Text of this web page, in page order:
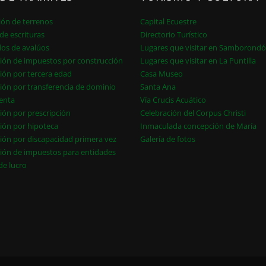
de terrenos
escrituras
de avalúos
de impuestos por construcción
por tercera edad
por transferencia de dominio
por prescripción
por hipoteca
por discapacidad primera vez
de impuestos para entidades
lucro
Capital Ecuestre
Directorio Turístico
Lugares que visitar en
Lugares que visitar en La Puntilla
Casa Museo
Santa Ana
Vía Crucis Acuático
Celebración del Corpus Christi
Inmaculada concepción de María
Galería de fotos